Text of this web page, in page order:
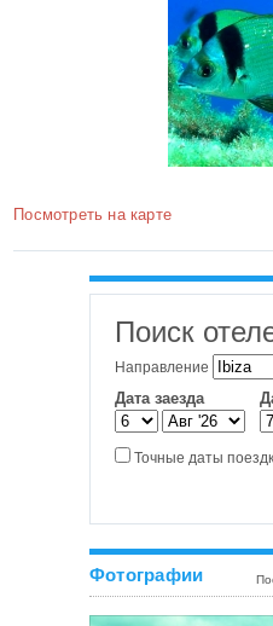
Посмотреть на карте
Фотографии